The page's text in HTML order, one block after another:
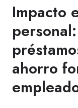
Impacto
ahorro